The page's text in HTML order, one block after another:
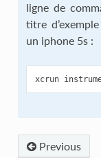
ligne de
titre
un iphone 5s :
xcrun
Previous